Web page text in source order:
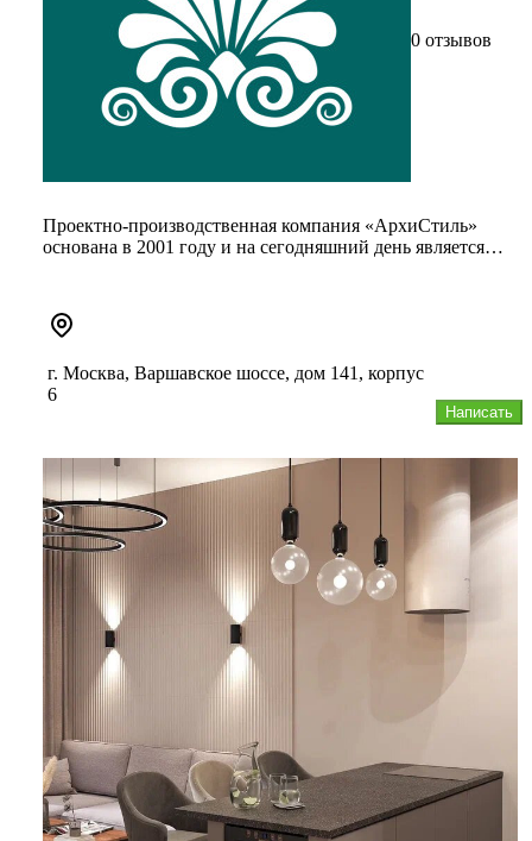
0 отзывов
Проектно-производственная компания «АрхиСтиль»
основана в 2001 году и на сегодняшний день является
Написать
г. Москва, Варшавское шоссе, дом 141, корпус
6